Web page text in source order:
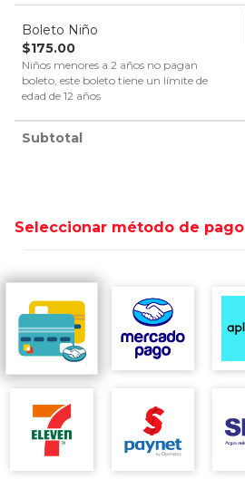
Boleto Niño
$175.00
Niños menores a 2 años no pagan
boleto, este boleto tiene un límite de
edad de 12 años
Subtotal
Seleccionar método de pago